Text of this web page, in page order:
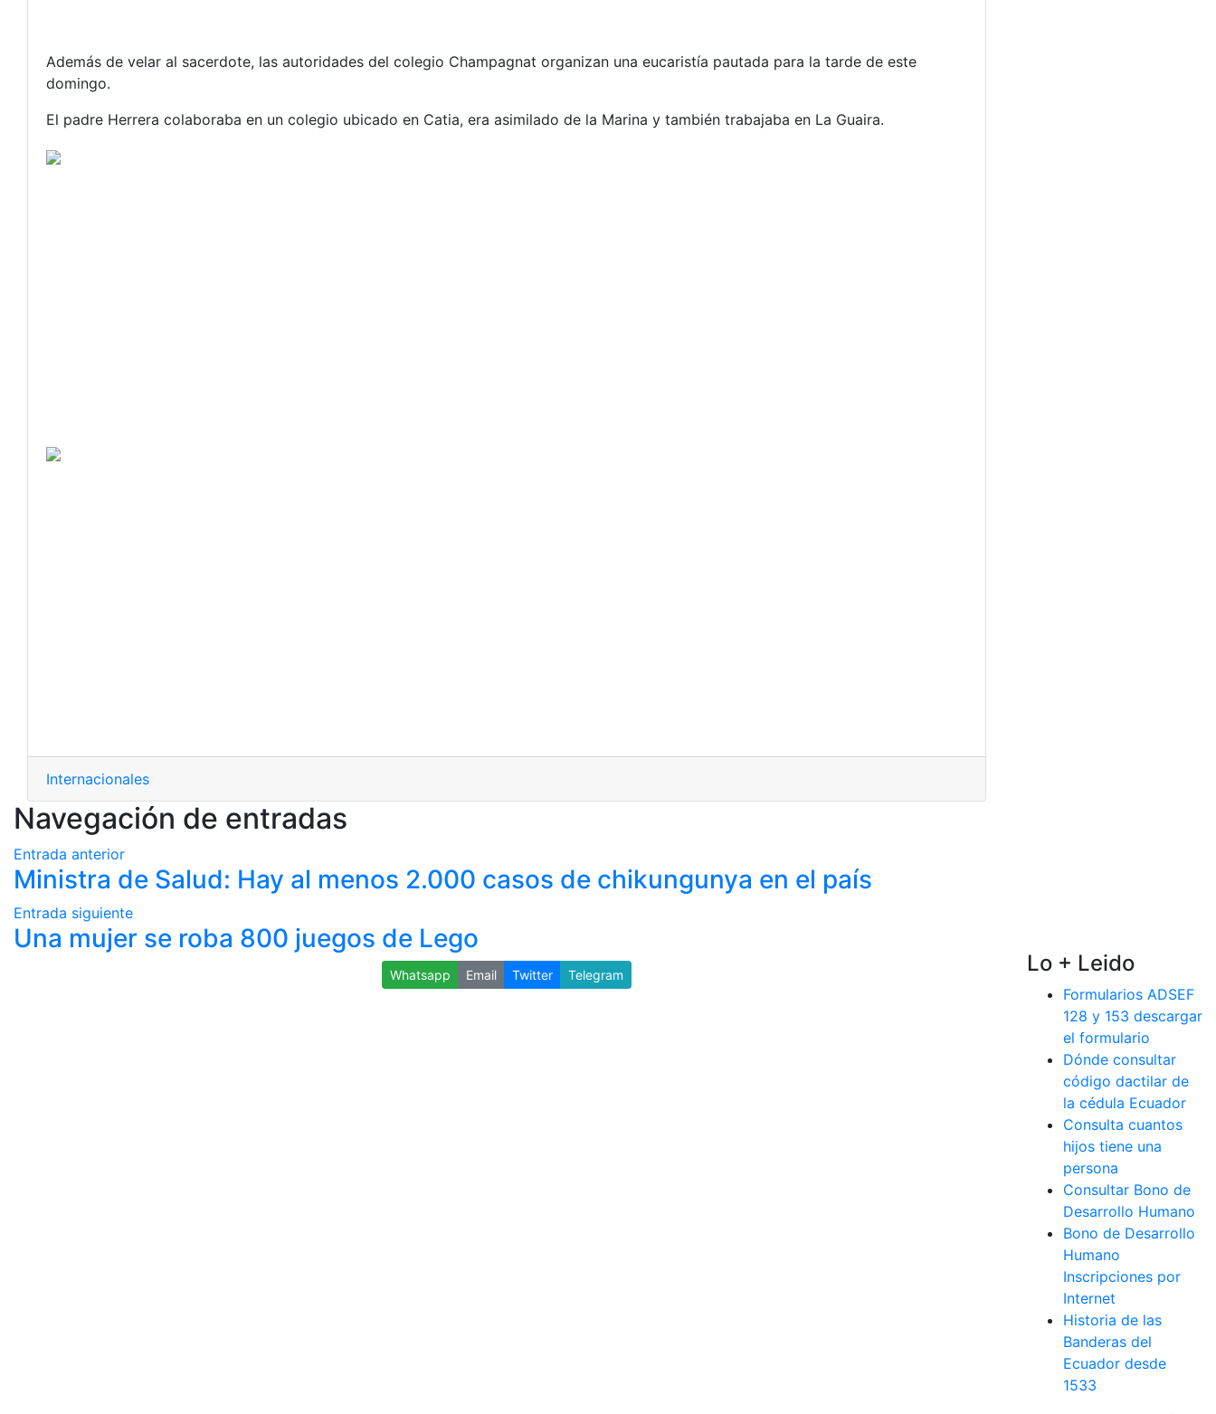
Además de velar al sacerdote, las autoridades del colegio Champagnat organizan una eucaristía pautada para la tarde de este
domingo.
El padre Herrera colaboraba en un colegio ubicado en Catia, era asimilado de la Marina y también trabajaba en La Guaira.
Internacionales
Navegación de entradas
Entrada anterior
Ministra de Salud: Hay al menos 2.000 casos de chikungunya en el país
Entrada siguiente
Una mujer se roba 800 juegos de Lego
Whatsapp Email Twitter Telegram Lo + Leido
Formularios ADSEF
128 y 153 descargar
el formulario
Dónde consultar
código dactilar de
la cédula Ecuador
Consulta cuantos
hijos tiene una
persona
Consultar Bono de
Desarrollo Humano
Bono de Desarrollo
Humano
Inscripciones por
Internet
Historia de las
Banderas del
Ecuador desde
1533